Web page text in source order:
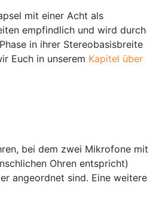
mit einer Acht als
empfindlich und wird durch
in ihrer Stereobasisbreite
Euch in unserem Kapitel über
bei dem zwei Mikrofone mit
Ohren entspricht)
angeordnet sind. Eine weitere